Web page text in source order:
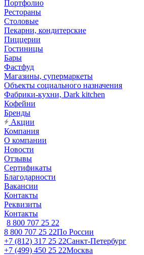
Портфолио
Рестораны
Столовые
Пекарни, кондитерские
Пиццерии
Гостиницы
Бары
Фастфуд
Магазины, супермаркеты
Объекты социального назначения
Фабрики-кухни, Dark kitchen
Кофейни
Бренды
Акции
Компания
О компании
Новости
Отзывы
Сертификаты
Благодарности
Вакансии
Контакты
Реквизиты
Контакты
8 800 707 25 22
8 800 707 25 22По России
+7 (812) 317 25 22Санкт-Петербург
+7 (499) 450 25 22Москва